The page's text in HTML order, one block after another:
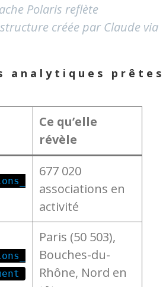
Polaris reflète
créée par Claude via
analytiques prêtes
Ce qu’elle
révèle
677 020
associations en
activité
Paris (50 503),
Bouches-du-
Rhône, Nord en